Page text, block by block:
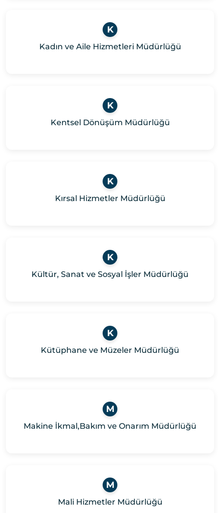
K
Kadın ve Aile Hizmetleri Müdürlüğü
K
Kentsel Dönüşüm Müdürlüğü
K
Kırsal Hizmetler Müdürlüğü
K
Kültür, Sanat ve Sosyal İşler Müdürlüğü
K
Kütüphane ve Müzeler Müdürlüğü
M
Makine İkmal,Bakım ve Onarım Müdürlüğü
M
Mali Hizmetler Müdürlüğü